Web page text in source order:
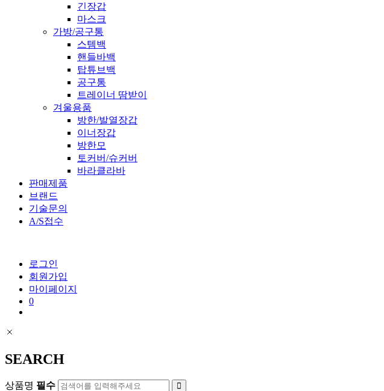
긴장갑
마스크
가방/공구통
스템백
핸들바백
탑튜브백
공구통
트레이너 땀받이
겨울용품
방한/발열장갑
이너장갑
방한모
토커버/슈커버
바라클라바
판매제품
브랜드
기술문의
A/S접수
로그인
회원가입
마이페이지
0
SEARCH
상품명 필수